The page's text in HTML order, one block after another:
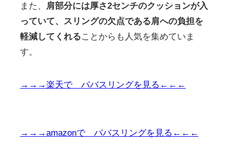
また、
肩部分には厚さ2センチのクッションが入
っていて、スリングの欠点である肩への負担を
軽減してくれることからも人気を集めていま
す。
→→→楽天で ババスリングを見る←←←
→→→amazonで ババスリングを見る←←←